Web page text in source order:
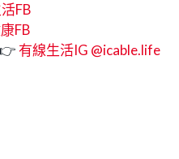
FB
FB
有線生活IG @icable.life